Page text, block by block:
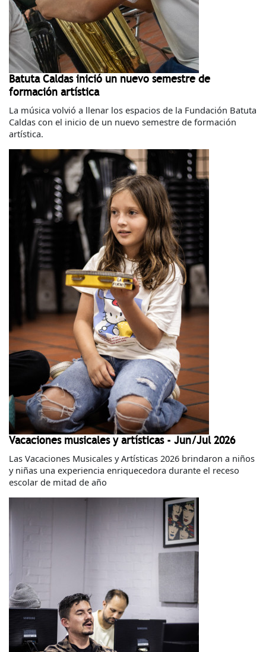
Batuta Caldas inició un nuevo semestre de
formación artística
La música volvió a llenar los espacios de la Fundación Batuta
Caldas con el inicio de un nuevo semestre de formación
artística.
Vacaciones musicales y artísticas - Jun/Jul 2026
Las Vacaciones Musicales y Artísticas 2026 brindaron a niños
y niñas una experiencia enriquecedora durante el receso
escolar de mitad de año